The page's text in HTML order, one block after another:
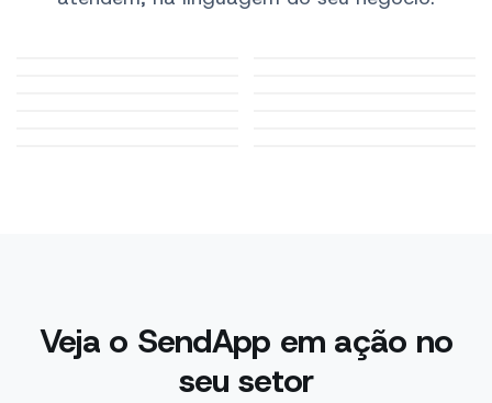
Veja o SendApp em ação no
seu setor